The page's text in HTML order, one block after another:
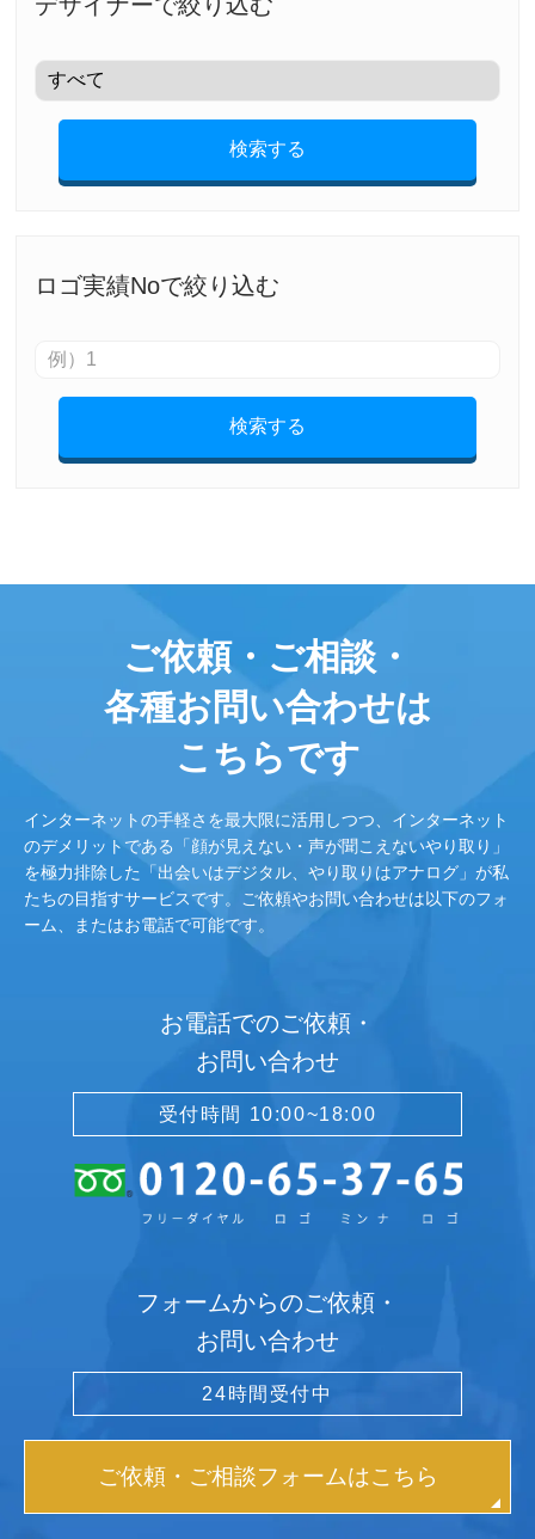
検索する
ロゴ実績Noで絞り込む
検索する
ご依頼・ご相談・
各種お問い合わせは
こちらです
インターネットの手軽さを最大限に活用しつつ、インターネット
のデメリットである「顔が見えない・声が聞こえないやり取り」
を極力排除した「出会いはデジタル、やり取りはアナログ」が私
たちの目指すサービスです。ご依頼やお問い合わせは以下のフォ
ーム、またはお電話で可能です。
お電話でのご依頼・
お問い合わせ
受付時間 10:00~18:00
フォームからのご依頼・
お問い合わせ
24時間受付中
ご依頼・ご相談フォームはこちら